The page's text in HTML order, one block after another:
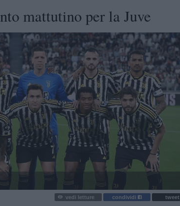
mattutino per la Juve
vedi letture condividi tweet